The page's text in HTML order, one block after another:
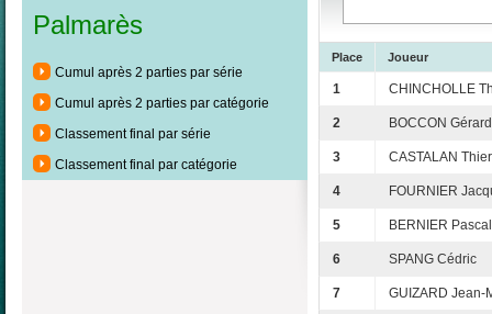
Palmarès
Cumul après 2 parties par série
Cumul après 2 parties par catégorie
Classement final par série
Classement final par catégorie
Place Joueur
1 CHINCHOLLE
2 BOCCON Gérard
3 CASTALAN
4 FOURNIER
5 BERNIER Pascal
6 SPANG Cédric
7 GUIZARD Jean-